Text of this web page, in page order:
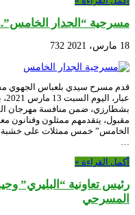
مسرحية “الجدار
18 مارس، 2021 732
قدم مسرح سيدي بلعباس الجهوي
مقبول، يتقدمهم ممثلون وفنانون
الخامس” خمس ممثلات على خشبة
…
أكمل القراءة »
رئيس تعاونية “البليري”
المسرحي